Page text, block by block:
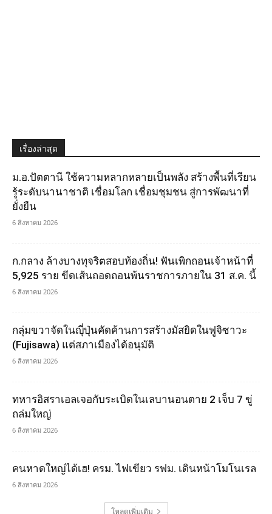
เรื่องล่าสุด
ม.อ.ปัตตานี ใช้ความหลากหลายเป็นพลัง สร้างพื้นที่เรียน
รู้ระดับนานาชาติ เชื่อมโลก เชื่อมชุมชน สู่การพัฒนาที่
ยั่งยืน
6 สิงหาคม 2026
ก.กลาง ล้างบางทุจริตสอบท้องถิ่น! ฟันเพิกถอนเจ้าหน้าที่
5,925 ราย ขีดเส้นถอดถอนพ้นราชการภายใน 31 ส.ค. นี้
6 สิงหาคม 2026
กลุ่มขวาจัดในญุี่ปุ่นคัดค้านการสร้างมัสยิดในฟูจิซาวะ
(Fujisawa) แต่สภาเมืองได้อนุมัติ
6 สิงหาคม 2026
ทหารอิสราเอลเจอกับระเบิดในเลบานอนตาย 2 เจ็บ 7 ขู่
ถล่มใหญ่
6 สิงหาคม 2026
คนหาดใหญ่ได้เฮ! ครม. ไฟเขียว รฟม. เดินหน้าโมโนเรล
6 สิงหาคม 2026
โหลดเพิ่มเติม